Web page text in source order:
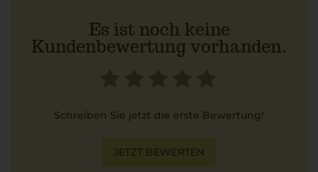
Es ist noch keine
Kundenbewertung vorhanden.
Schreiben Sie jetzt die erste Bewertung!
JETZT BEWERTEN